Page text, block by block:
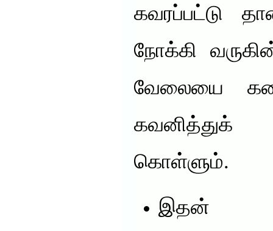
கவரப்பட்டு
நோக்கி
வேலையை
கவனித்துக்
கொள்ளும்.
இதன்